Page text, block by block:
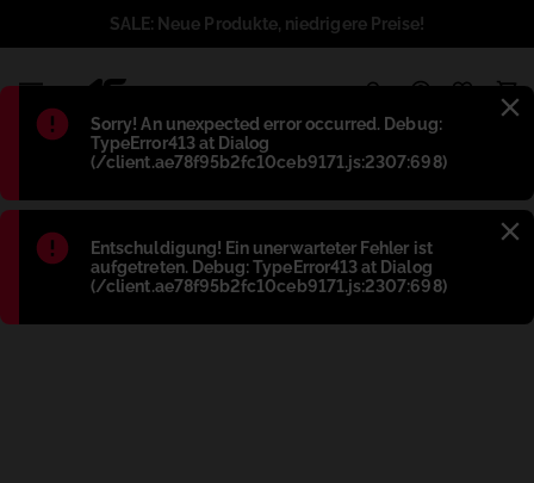
Błąd:
Sorry! An unexpected error occurred. Debug:
TypeError413 at Dialog
(/client.ae78f95b2fc10ceb9171.js:2307:698)
Błąd:
Entschuldigung! Ein unerwarteter Fehler ist
aufgetreten. Debug: TypeError413 at Dialog
(/client.ae78f95b2fc10ceb9171.js:2307:698)
SALE: Neue Produkte, niedrigere Preise!